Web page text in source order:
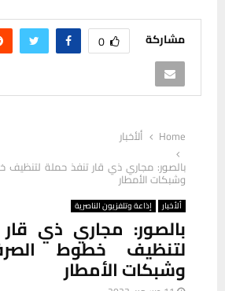
مشاركة 0
Home
ألأخبار
‏بالصور: مجاري ذي قار تنفذ حملة
وشبكات الأمطار
ألأخبار إذاعة وتلفزيون الناصرية
‏بالصور: مجاري ذي
لتنظيف خطوط
وشبكات الأمطار